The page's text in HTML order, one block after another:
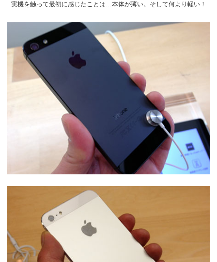
実機を触って最初に感じたことは…本体が薄い。そして何より軽い！